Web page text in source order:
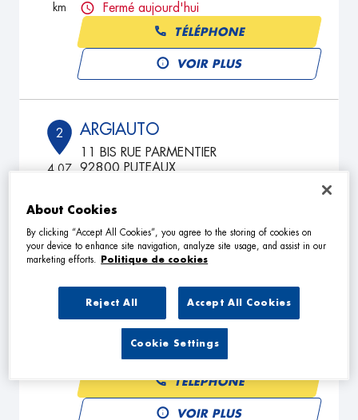
km
Fermé aujourd'hui
TÉLÉPHONE
VOIR PLUS
2
4.07
ARGIAUTO
11 BIS RUE PARMENTIER
92800 PUTEAUX
VOIR PLUS
GARAGE DES COTEAUX 95
6 B Rue des Vedrines
95100 ARGENTEUIL
Ouvert 08:30 - 12:00
TÉLÉPHONE
VOIR PLUS
About Cookies
By clicking “Accept All Cookies”, you agree to the storing of cookies on
your device to enhance site navigation, analyze site usage, and assist in our
marketing efforts.
Politique de cookies
Reject All Accept All Cookies
Cookie Settings